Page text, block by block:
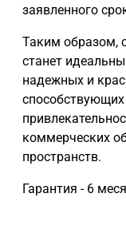
заявленного
Таким образом,
станет
надежных и
коммерческих
пространств.
Гарантия - 6